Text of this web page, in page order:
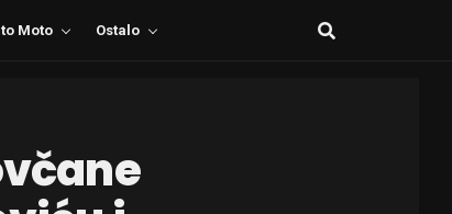
Moto Ostalo